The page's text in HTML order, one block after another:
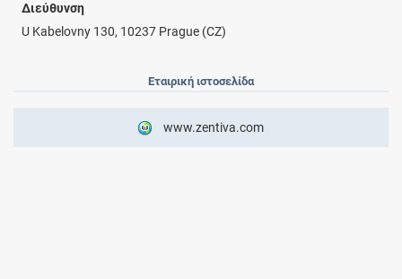
Διεύθυνση
U Kabelovny 130, 10237 Prague (CZ)
Εταιρική ιστοσελίδα
www.zentiva.com